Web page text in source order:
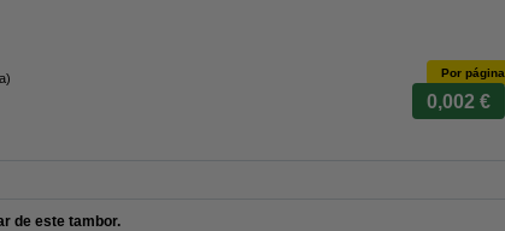
Por página
0,002 €
de este tambor.